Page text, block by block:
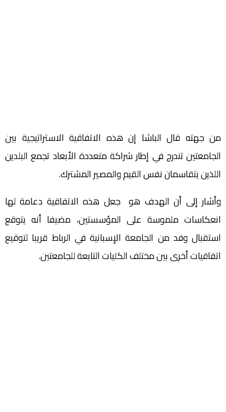
من جهته قال الباشا إن هذه الاتفاقية الاستراتيجية بين
الجامعتين تندرج في إطار شراكة متعددة الأبعاد تجمع البلدين
اللذين يتقاسمان نفس القيم والمصير المشترك.
وأشار إلى أن الهدف هو جعل هذه الاتفاقية دعامة لها
انعكاسات ملموسة على المؤسستين، مضيفا أنه يتوقع
استقبال وفد من الجامعة الإسبانية في الرباط قريبا لتوقيع
اتفاقيات أخرى بين مختلف الكليات التابعة للجامعتين.